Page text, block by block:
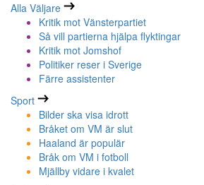
Alla Väljare
Kritik mot Vänsterpartiet
Så vill partierna hjälpa flyktingar
Kritik mot Jomshof
Politiker reser i Sverige
Färre assistenter
Sport
Bilder ska visa idrott
Bråket om VM är slut
Haaland är populär
Bråk om VM i fotboll
Mjällby vidare i kvalet